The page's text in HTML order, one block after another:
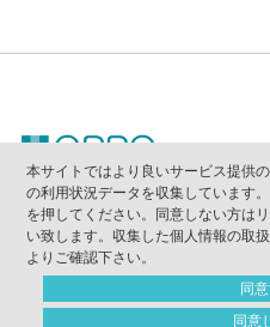
本サイトではより良いサービス提供
の利用状況データを収集しています
を押してください。同意しない方は
い致します。収集した個人情報の取
よりご確認下さい。
同
同意
当ウェブサイトに掲載されている写真、画像
す。
｢OPPO｣は(株)テラモトが所有する登録商標で
｢quack｣｢クァック｣は(株)テラモトが所有する
Copyright（C）2011-2026 OPPO All Rights